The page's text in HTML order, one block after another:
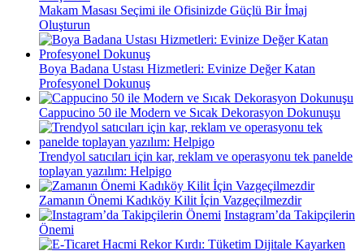
Makam Masası Seçimi ile Ofisinizde Güçlü Bir İmaj
Oluşturun
Boya Badana Ustası Hizmetleri: Evinize Değer Katan
Profesyonel Dokunuş
Cappucino 50 ile Modern ve Sıcak Dekorasyon Dokunuşu
Trendyol satıcıları için kar, reklam ve operasyonu tek panelde
toplayan yazılım: Helpigo
Zamanın Önemi Kadıköy Kilit İçin Vazgeçilmezdir
Instagram’da Takipçilerin
Önemi